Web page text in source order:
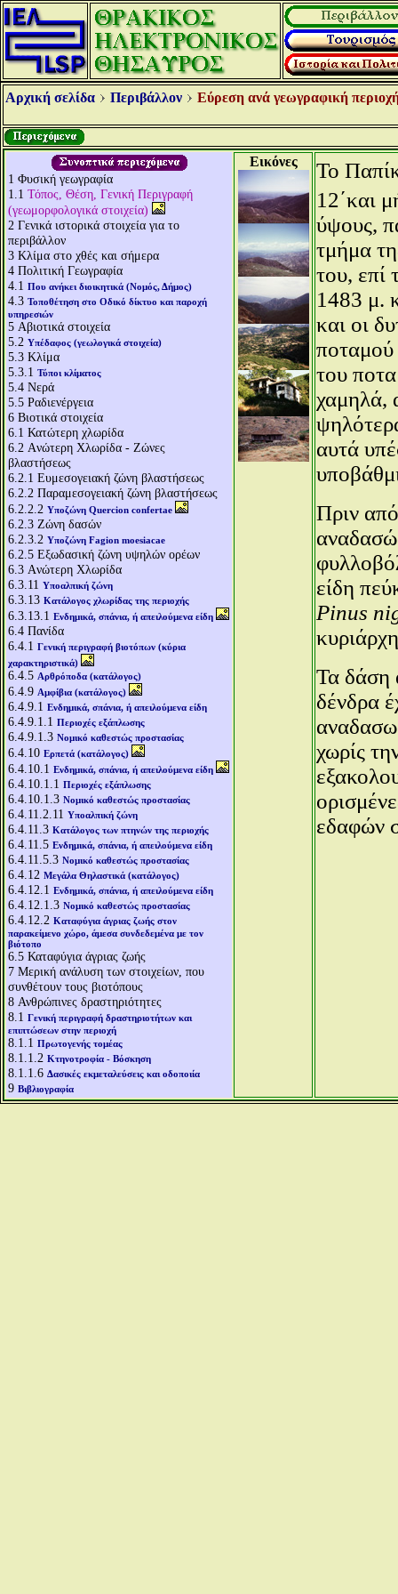
Αρχική σελίδα Περιβάλλον Εύρεση ανά γεωγραφική
1 Φυσική γεωγραφία
1.1 Τόπος, Θέση, Γενική Περιγραφή
(γεωμορφολογικά στοιχεία)
2 Γενικά ιστορικά στοιχεία για το
περιβάλλον
3 Κλίμα στο χθές και σήμερα
4 Πολιτική Γεωγραφία
4.1 Που ανήκει διοικητικά (Νομός, Δήμος)
4.3 Τοποθέτηση στο Οδικό δίκτυο και παροχή
υπηρεσιών
5 Αβιοτικά στοιχεία
5.2 Υπέδαφος (γεωλογικά στοιχεία)
5.3 Κλίμα
5.3.1 Τύποι κλίματος
5.4 Νερά
5.5 Ραδιενέργεια
6 Βιοτικά στοιχεία
6.1 Κατώτερη χλωρίδα
6.2 Aνώτερη Χλωρίδα - Ζώνες
βλαστήσεως
6.2.1 Ευμεσογειακή ζώνη βλαστήσεως
6.2.2 Παραμεσογειακή ζώνη βλαστήσεως
6.2.2.2 Υποζώνη Quercion confertae
6.2.3 Ζώνη δασών
6.2.3.2 Υποζώνη Fagion moesiacae
6.2.5 Εξωδασική ζώνη υψηλών ορέων
6.3 Aνώτερη Χλωρίδα
6.3.11 Υποαλπική ζώνη
6.3.13 Κατάλογος χλωρίδας της περιοχής
6.3.13.1 Ενδημικά, σπάνια, ή απειλούμενα είδη
6.4 Πανίδα
6.4.1 Γενική περιγραφή βιοτόπων (κύρια
χαρακτηριστικά)
6.4.5 Αρθρόποδα (κατάλογος)
6.4.9 Αμφίβια (κατάλογος)
6.4.9.1 Ενδημικά, σπάνια, ή απειλούμενα είδη
6.4.9.1.1 Περιοχές εξάπλωσης
6.4.9.1.3 Νομικό καθεστώς προστασίας
6.4.10 Ερπετά (κατάλογος)
6.4.10.1 Ενδημικά, σπάνια, ή απειλούμενα είδη
6.4.10.1.1 Περιοχές εξάπλωσης
6.4.10.1.3 Νομικό καθεστώς προστασίας
6.4.11.2.11 Υποαλπική ζώνη
6.4.11.3 Κατάλογος των πτηνών της περιοχής
6.4.11.5 Ενδημικά, σπάνια, ή απειλούμενα είδη
6.4.11.5.3 Νομικό καθεστώς προστασίας
6.4.12 Μεγάλα Θηλαστικά (κατάλογος)
6.4.12.1 Ενδημικά, σπάνια, ή απειλούμενα είδη
6.4.12.1.3 Νομικό καθεστώς προστασίας
6.4.12.2 Καταφύγια άγριας ζωής στον
παρακείμενο χώρο, άμεσα συνδεδεμένα με τον
βιότοπο
6.5 Καταφύγια άγριας ζωής
7 Μερική ανάλυση των στοιχείων, που
συνθέτουν τους βιοτόπους
8 Ανθρώπινες δραστηριότητες
8.1 Γενική περιγραφή δραστηριοτήτων και
επιπτώσεων στην περιοχή
8.1.1 Πρωτογενής τομέας
8.1.1.2 Κτηνοτροφία - Βόσκηση
8.1.1.6 Δασικές εκμεταλεύσεις και οδοποιία
9 Βιβλιογραφία
Εικόνες
Το
12΄και
ύψους,
τμήμα
του, επί
1483 μ.
και οι
ποταμού
του
χαμηλά,
αυτά
Πριν από
είδη
Pinus
Τα δάση
δένδρα
χωρίς
εδαφών